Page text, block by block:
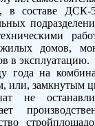
в составе ДСК-
домов,
в эксплуатацию.
года на
или, замкнутым
не